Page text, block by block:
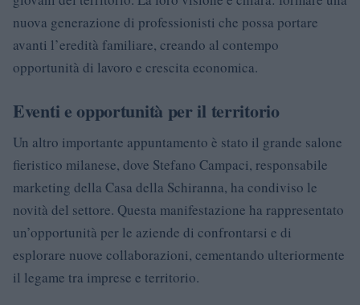
nuova generazione di professionisti che possa portare
avanti l’eredità familiare, creando al contempo
opportunità di lavoro e crescita economica.
Eventi e opportunità per il territorio
Un altro importante appuntamento è stato il grande salone
fieristico milanese, dove Stefano Campaci, responsabile
marketing della Casa della Schiranna, ha condiviso le
novità del settore. Questa manifestazione ha rappresentato
un’opportunità per le aziende di confrontarsi e di
esplorare nuove collaborazioni, cementando ulteriormente
il legame tra imprese e territorio.